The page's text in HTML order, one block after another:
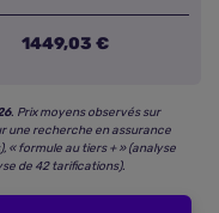
1449,03 €
. Prix moyens observés sur
une recherche en assurance
« formule au tiers + » (analyse
de 42 tarifications).